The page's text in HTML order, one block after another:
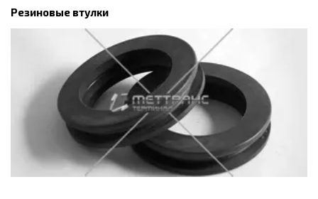
Резиновые втулки